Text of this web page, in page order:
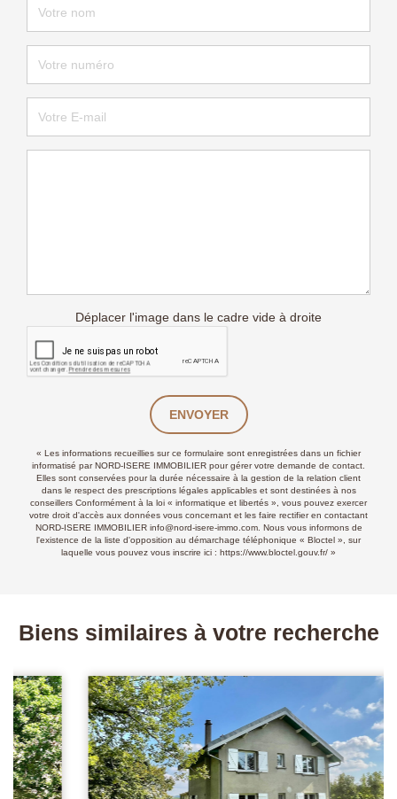
Déplacer l'image dans le cadre vide à droite
ENVOYER
« Les informations recueillies sur ce formulaire sont enregistrées dans un fichier
informatisé par NORD-ISERE IMMOBILIER pour gérer votre demande de contact.
Elles sont conservées pour la durée nécessaire à la gestion de la relation client
dans le respect des prescriptions légales applicables et sont destinées à nos
conseillers Conformément à la loi « informatique et libertés », vous pouvez exercer
votre droit d'accès aux données vous concernant et les faire rectifier en contactant
NORD-ISERE IMMOBILIER info@nord-isere-immo.com. Nous vous informons de
l'existence de la liste d'opposition au démarchage téléphonique « Bloctel », sur
laquelle vous pouvez vous inscrire ici : https://www.bloctel.gouv.fr/ »
Biens similaires à votre recherche